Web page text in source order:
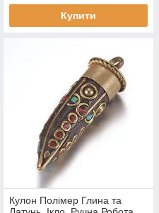
Купити
Кулон Полімер Глина та